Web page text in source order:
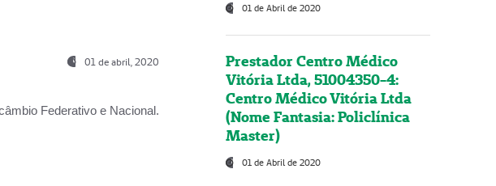
01 de abril, 2020
Federativo e Nacional.
01 de Abril de 2020
Prestador Centro Médico
Vitória Ltda, 51004350-4:
Centro Médico Vitória Ltda
(Nome Fantasia: Policlínica
Master)
01 de Abril de 2020